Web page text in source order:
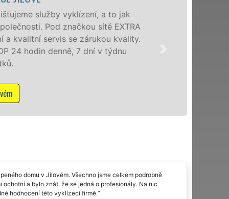
poboček levné, přesto
okolí. Poskytujeme
domu v Jílovém. Všechno jsme celkem podrobně
a bylo znát, že se jedná o profesionály. Na nic
hodnocení této vyklízecí firmě.